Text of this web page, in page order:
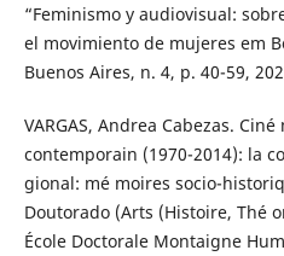
“Feminismo y audiovisual:
el movimiento de mujeres em
Buenos Aires, n. 4, p. 40-59,
VARGAS, Andrea Cabezas.
contemporain (1970-2014): la
gional: mé moires socio-
Doutorado (Arts (Histoire, Thé
École Doctorale Montaigne